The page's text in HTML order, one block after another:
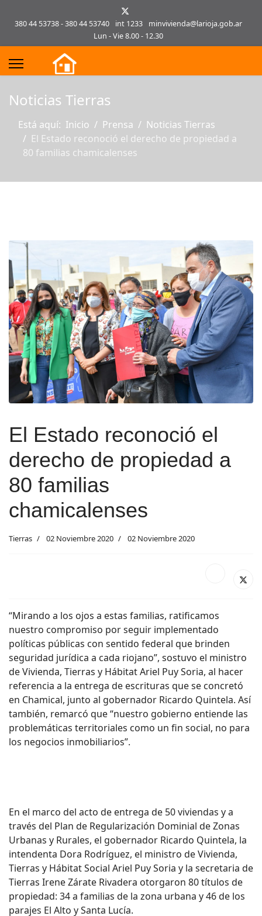
380 44 53738 - 380 44 53740 int 1233
minvivienda@larioja.gob.ar
Lun - Vie 8.00 - 12.30
Noticias Tierras
Está aquí: Inicio Prensa
Noticias Tierras
El Estado reconoció el derecho de propiedad a
80 familias chamicalenses
El Estado reconoció el
derecho de propiedad a
80 familias
chamicalenses
Tierras 02 Noviembre 2020 02 Noviembre 2020
“Mirando a los ojos a estas familias, ratificamos
nuestro compromiso por seguir implementado
políticas públicas con sentido federal que brinden
seguridad jurídica a cada riojano”, sostuvo el ministro
de Vivienda, Tierras y Hábitat Ariel Puy Soria, al hacer
referencia a la entrega de escrituras que se concretó
en Chamical, junto al gobernador Ricardo Quintela. Así
también, remarcó que “nuestro gobierno entiende las
problemáticas territoriales como un fin social, no para
los negocios inmobiliarios”.
En el marco del acto de entrega de 50 viviendas y a
través del Plan de Regularización Dominial de Zonas
Urbanas y Rurales, el gobernador Ricardo Quintela, la
intendenta Dora Rodríguez, el ministro de Vivienda,
Tierras y Hábitat Social Ariel Puy Soria y la secretaria de
Tierras Irene Zárate Rivadera otorgaron 80 títulos de
propiedad: 34 a familias de la zona urbana y 46 de los
parajes El Alto y Santa Lucía.